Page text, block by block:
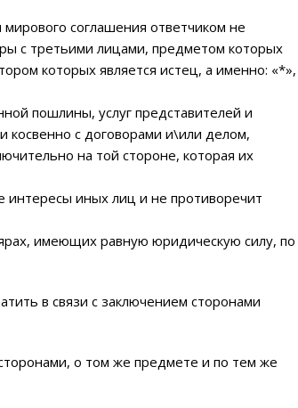
соглашения ответчиком не
с третьими лицами, предметом которых
которых является истец, а именно: «*»,
пошлины, услуг представителей и
с договорами и\или делом,
на той стороне, которая их
иных лиц и не противоречит
имеющих равную юридическую силу, по
в связи с заключением сторонами
о том же предмете и по тем же